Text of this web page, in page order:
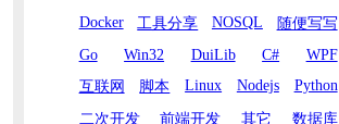
Docker
工具分享 NOSQL
随便写写
Go
Win32 DuiLib C#
WPF
互联网
脚本 Linux Nodejs Python
二次开发 前端开发 其它
数据库